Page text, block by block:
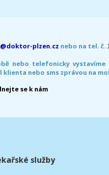
plzen.cz nebo na tel. č.
nebo telefonicky vystavíme
klienta nebo sms zprávou na
se k nám
služby